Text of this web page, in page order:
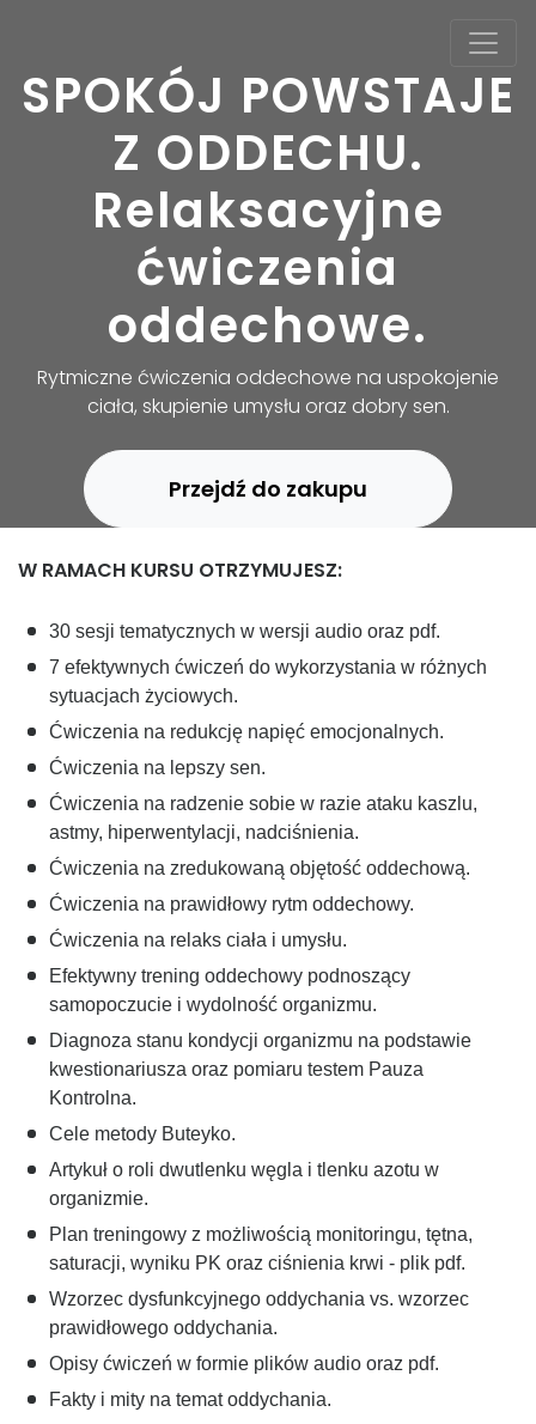
SPOKÓJ POWSTAJE
Z ODDECHU.
Relaksacyjne
ćwiczenia
oddechowe.
Rytmiczne ćwiczenia oddechowe na uspokojenie
ciała, skupienie umysłu oraz dobry sen.
Przejdź do zakupu
W RAMACH KURSU OTRZYMUJESZ:
30 sesji tematycznych w wersji audio oraz pdf.
7 efektywnych ćwiczeń do wykorzystania w różnych
sytuacjach życiowych.
Ćwiczenia na redukcję napięć emocjonalnych.
Ćwiczenia na lepszy sen.
Ćwiczenia na radzenie sobie w razie ataku kaszlu,
astmy, hiperwentylacji, nadciśnienia.
Ćwiczenia na zredukowaną objętość oddechową.
Ćwiczenia na prawidłowy rytm oddechowy.
Ćwiczenia na relaks ciała i umysłu.
Efektywny trening oddechowy podnoszący
samopoczucie i wydolność organizmu.
Diagnoza stanu kondycji organizmu na podstawie
kwestionariusza oraz pomiaru testem Pauza
Kontrolna.
Cele metody Buteyko.
Artykuł o roli dwutlenku węgla i tlenku azotu w
organizmie.
Plan treningowy z możliwością monitoringu, tętna,
saturacji, wyniku PK oraz ciśnienia krwi - plik pdf.
Wzorzec dysfunkcyjnego oddychania vs. wzorzec
prawidłowego oddychania.
Opisy ćwiczeń w formie plików audio oraz pdf.
Fakty i mity na temat oddychania.